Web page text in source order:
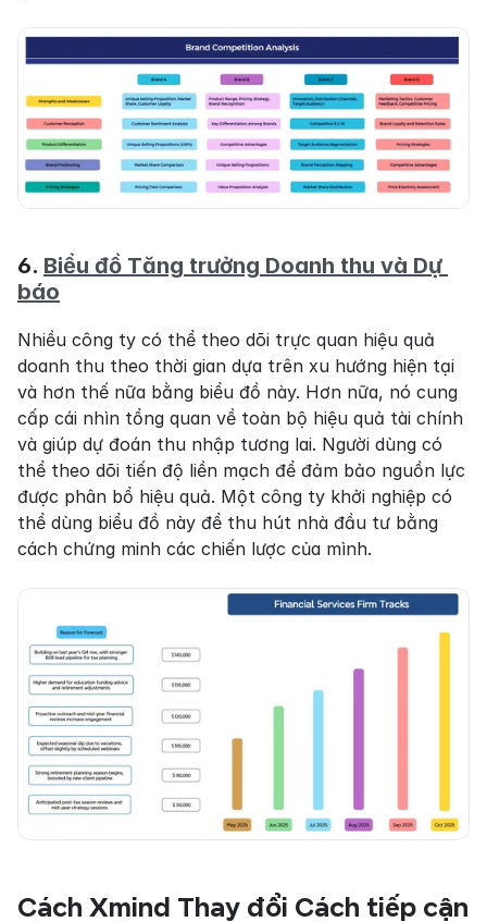
6. Biểu đồ Tăng trưởng Doanh thu và Dự
báo
Nhiều công ty có thể theo dõi trực quan hiệu quả
doanh thu theo thời gian dựa trên xu hướng hiện tại
và hơn thế nữa bằng biểu đồ này. Hơn nữa, nó cung
cấp cái nhìn tổng quan về toàn bộ hiệu quả tài chính
và giúp dự đoán thu nhập tương lai. Người dùng có
thể theo dõi tiến độ liền mạch để đảm bảo nguồn lực
được phân bổ hiệu quả. Một công ty khởi nghiệp có
thể dùng biểu đồ này để thu hút nhà đầu tư bằng
cách chứng minh các chiến lược của mình.
Cách Xmind Thay đổi Cách tiếp cận